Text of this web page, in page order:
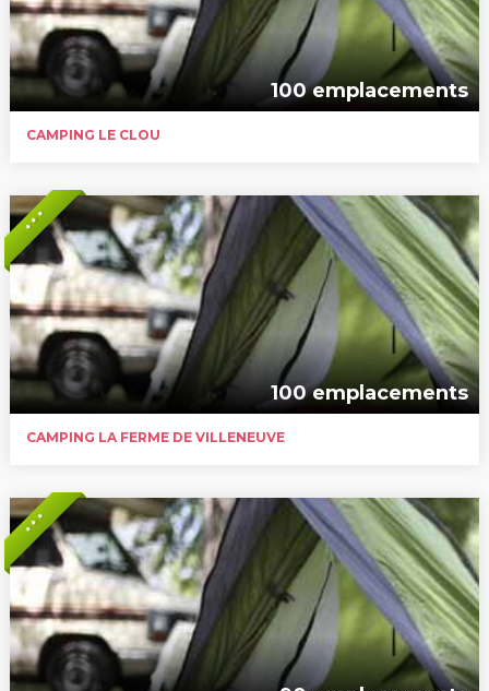
100 emplacements
CAMPING LE CLOU
* * *
100 emplacements
CAMPING LA FERME DE VILLENEUVE
* * *